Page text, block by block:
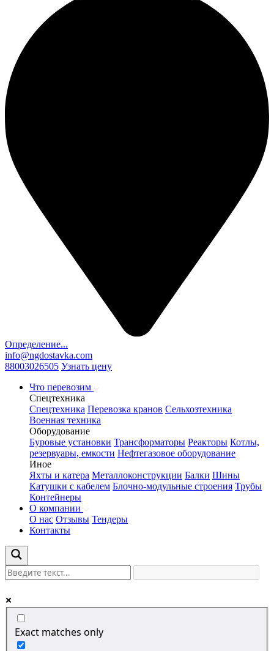
Определение...
info@ngdostavka.com
88003026505 Узнать цену
Что перевозим
Спецтехника
Спецтехника Перевозка кранов Сельхозтехника
Военная техника
Оборудование
Буровые установки Трансформаторы Реакторы Котлы,
резервуары, емкости Нефтегазовое оборудование
Иное
Яхты и катера Металлоконструкции Балки Шины
Катушки с кабелем Блочно-модульные строения Трубы
Контейнеры
О компании
О нас Отзывы Тендеры
Контакты
Exact matches only